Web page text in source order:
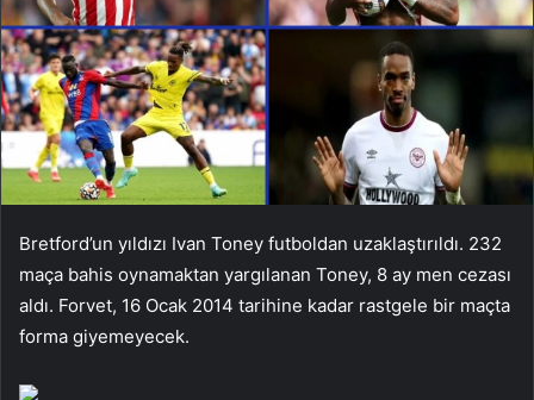
Bretford’un yıldızı Ivan Toney futboldan uzaklaştırıldı. 232
maça bahis oynamaktan yargılanan Toney, 8 ay men cezası
aldı. Forvet, 16 Ocak 2014 tarihine kadar rastgele bir maçta
forma giyemeyecek.